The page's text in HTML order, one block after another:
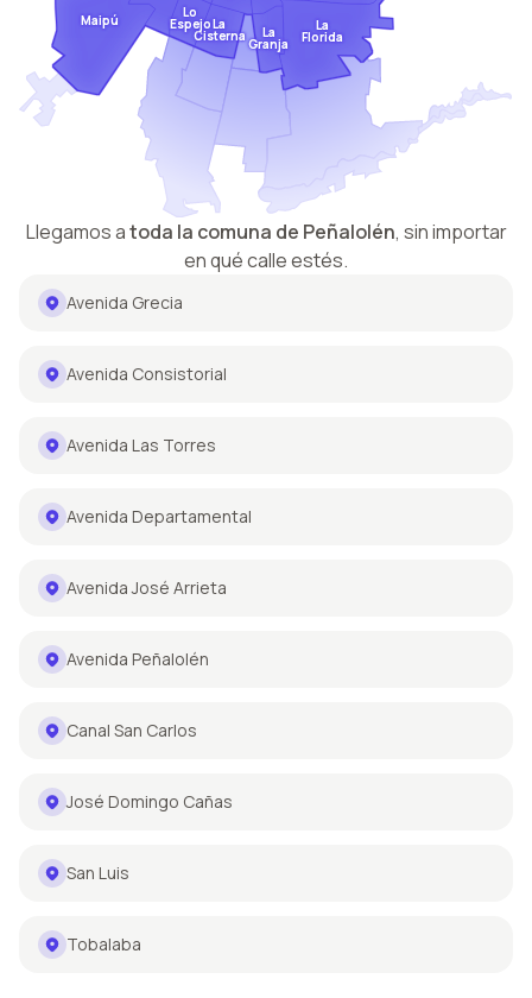
Maipú La
Cisterna
Lo
Espejo
La
Granja
La
Florida
Llegamos atoda la comuna de Peñalolén, sin importar
en qué calle estés.
Avenida Grecia
Avenida Consistorial
Avenida Las Torres
Avenida Departamental
Avenida José Arrieta
Avenida Peñalolén
Canal San Carlos
José Domingo Cañas
San Luis
Tobalaba